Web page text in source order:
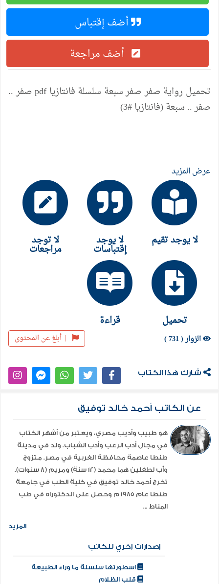
أضف إقتباس
أضف مراجعة
تحميل رواية صفر صفر سبعة سلسلة فانتازيا pdf صفر ..
صفر .. سبعة (فانتازيا #3)
عرض المزيد
لا يوجد تقيم لا يوجد
إقتباسات
لا توجد
مراجعات
تحميل قراءة
| أبلغ عن المحتوى الزوار ( 731 )
شارك هذا الكتاب
عن الكاتب أحمد خالد توفيق
هو طبيب وأديب مصري، ويعتبر من أشهر الكتاب
في مجال أدب الرعب وأدب الشباب. ولد في مدينة
طنطا عاصمة محافظة الغربية في مصر. متزوج
وأب لطفلين هما محمد (12 سنة) ومريم (8 سنوات).
تخرج أحمد خالد توفيق في كلية الطب في جامعة
طنطا عام 1985 م وحصل على الدكتوراه في طب
المناط ...
المزيد
إصدارات إخري للكاتب
اسطورتها سلسلة ما وراء الطبيعة
قلب الظلام